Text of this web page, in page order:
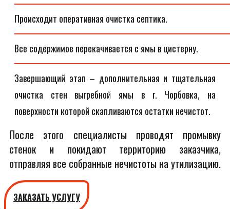
Происходит оперативная очистка септика.
Все содержимое перекачивается с ямы в цистерну.
Завершающий этап – дополнительная и тщательная
очистка стен выгребной ямы в г. Чорбовка, на
поверхности которой скапливаются остатки нечистот.
После этого специалисты проводят промывку
стенок и покидают территорию заказчика,
отправляя все собранные нечистоты на утилизацию.
ЗАКАЗАТЬ УСЛУГУ